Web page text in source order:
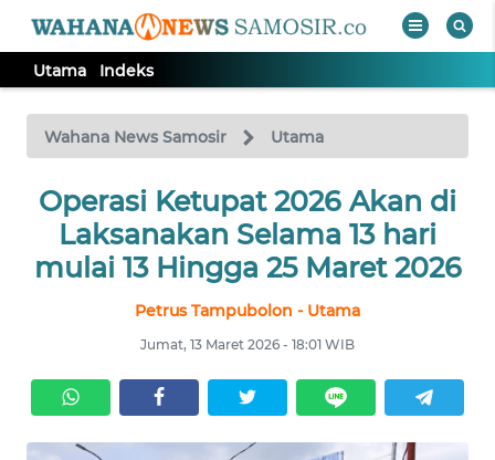
Utama Indeks
Wahana News Samosir Utama
Operasi Ketupat 2026 Akan di
Laksanakan Selama 13 hari
mulai 13 Hingga 25 Maret 2026
Petrus Tampubolon - Utama
Jumat, 13 Maret 2026 - 18:01 WIB
TV
Tutup
UTAMA
KONTAK
KAMI